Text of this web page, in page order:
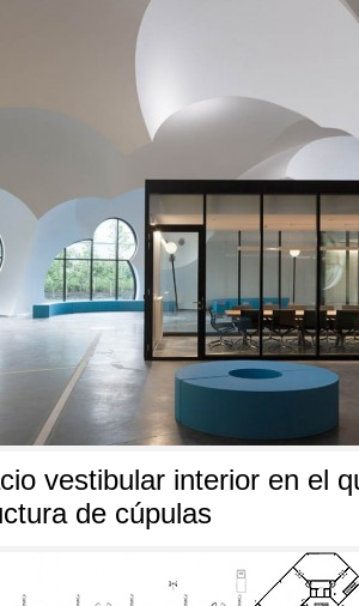
vestibular interior en el
de cúpulas